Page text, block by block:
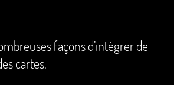
façons d’intégrer de
cartes.